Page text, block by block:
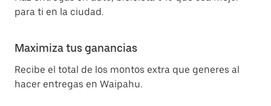
para ti en la ciudad.
Maximiza tus ganancias
Recibe el total de los montos extra que generes al
hacer entregas en Waipahu.